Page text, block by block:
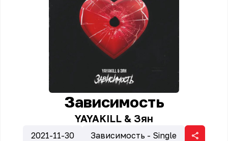
Зависимость
YAYAKILL & Зян
2021-11-30 Зависимость - Single